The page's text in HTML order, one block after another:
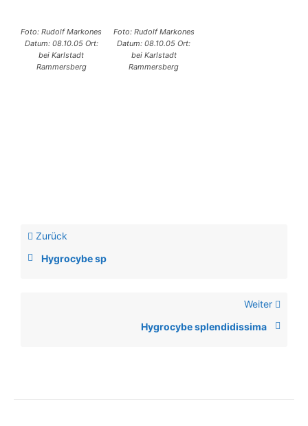
Foto: Rudolf Markones
Datum: 08.10.05 Ort:
bei Karlstadt
Rammersberg
Foto: Rudolf Markones
Datum: 08.10.05 Ort:
bei Karlstadt
Rammersberg
Zurück
Hygrocybe sp
Weiter
Hygrocybe splendidissima